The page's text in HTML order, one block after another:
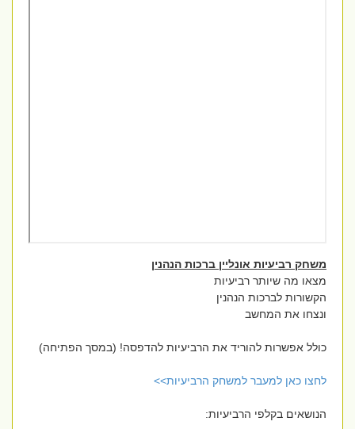
משחק רביעיות אונליין ברכות הנהנין
מצאו מה שיותר רביעיות
הקשורות לברכות הנהנין
ונצחו את המחשב
כולל אפשרות להוריד את הרביעיות להדפסה! (במסך הפתיחה)
לחצו כאן למעבר למשחק הרביעיות>>
הנושאים בקלפי הרביעיות: